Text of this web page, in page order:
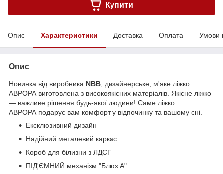
Купити
Опис Характеристики Доставка Оплата Умови
Опис
Новинка від виробника NBB , дизайнерське, м'яке ліжко
АВРОРА виготовлена з високоякісних матеріалів. Якісне ліжко
— важливе рішення будь-якої людини! Саме ліжко
АВРОРА подарує вам комфорт у відпочинку та вашому сні.
Ексклюзивний дизайн
Надійний металевий каркас
Короб для білизни з ЛДСП
ПІД'ЄМНИЙ механізм "Блюз А"